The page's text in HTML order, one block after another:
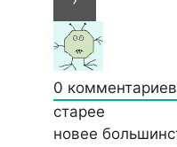
0 комментариев
старее
новее